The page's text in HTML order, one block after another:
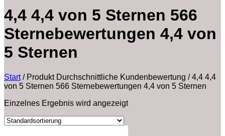
4,4 4,4 von 5 Sternen 566
Sternebewertungen 4,4 von
5 Sternen
Start /Produkt Durchschnittliche Kundenbewertung /4,4 4,4
von 5 Sternen 566 Sternebewertungen 4,4 von 5 Sternen
Einzelnes Ergebnis wird angezeigt